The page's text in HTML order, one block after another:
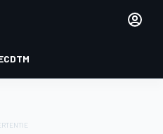
DTM